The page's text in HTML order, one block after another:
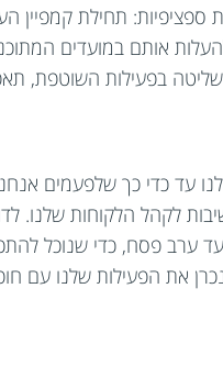
תחילת קמפיין
אותם במועדים
בפעילות השוטפת,
עד כדי כך שלפעמים
לקהל הלקוחות שלנו.
ערב פסח, כדי שנוכל
את הפעילות שלנו עם